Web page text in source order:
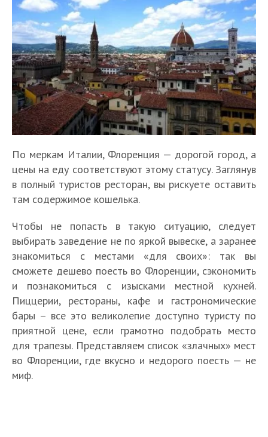
По меркам Италии, Флоренция — дорогой город, а
цены на еду соответствуют этому статусу. Заглянув
в полный туристов ресторан, вы рискуете оставить
там содержимое кошелька.
Чтобы не попасть в такую ситуацию, следует
выбирать заведение не по яркой вывеске, а заранее
знакомиться с местами «для своих»: так вы
сможете дешево поесть во Флоренции, сэкономить
и познакомиться с изысками местной кухней.
Пиццерии, рестораны, кафе и гастрономические
бары – все это великолепие доступно туристу по
приятной цене, если грамотно подобрать место
для трапезы. Представляем список «злачных» мест
во Флоренции, где вкусно и недорого поесть — не
миф.